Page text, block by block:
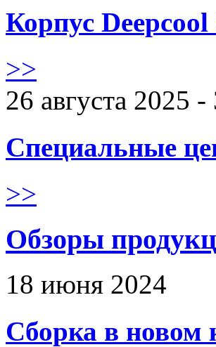
Корпус
>>
26 августа 2025
Специальные
>>
Обзоры
18 июня 2024
Сборка в новом